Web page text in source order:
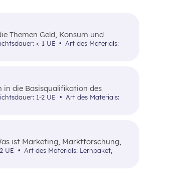
die Basisqualifikation des
1-2 UE
ist Marketing, Marktforschung,
Begriffe.
UE
Themen Geld, Konsum und
< 1 UE
Art des Materials: